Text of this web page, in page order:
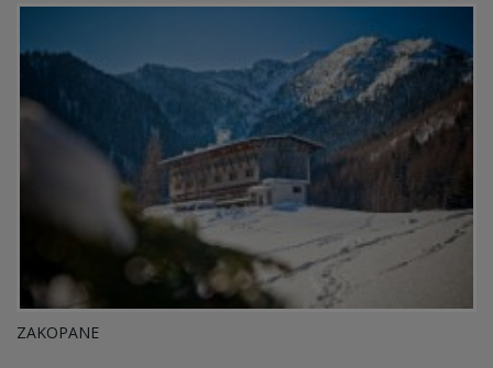
ZAKOPANE